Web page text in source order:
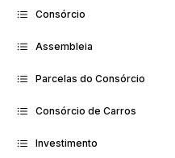
Consórcio
Assembleia
Parcelas do Consórcio
Consórcio de Carros
Investimento